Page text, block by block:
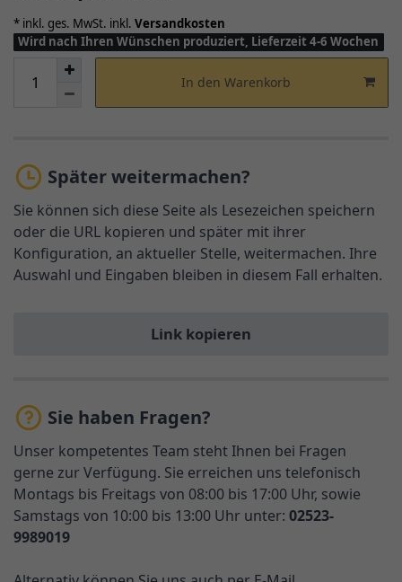
* inkl. ges. MwSt. inkl. Versandkosten
Wird nach Ihren Wünschen produziert, Lieferzeit 4-6 Wochen
In den Warenkorb
Später weitermachen?
Sie können sich diese Seite als Lesezeichen speichern
oder die URL kopieren und später mit ihrer
Konfiguration, an aktueller Stelle, weitermachen. Ihre
Auswahl und Eingaben bleiben in diesem Fall erhalten.
Link kopieren
Sie haben Fragen?
Unser kompetentes Team steht Ihnen bei Fragen
gerne zur Verfügung. Sie erreichen uns telefonisch
Montags bis Freitags von 08:00 bis 17:00 Uhr, sowie
Samstags von 10:00 bis 13:00 Uhr unter: 02523-
9989019